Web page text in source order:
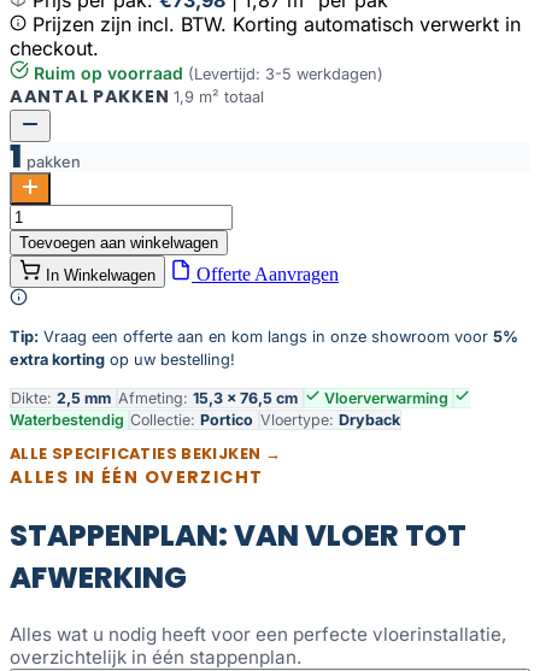
Prijzen zijn incl. BTW. Korting automatisch verwerkt in
checkout.
Ruim op voorraad (Levertijd: 3-5 werkdagen)
AANTAL PAKKEN 1,9 m² totaal
1 pakken
Portico
visgraat
XL
54
aantal
Toevoegen aan winkelwagen
In Winkelwagen
Offerte Aanvragen
Tip: Vraag een offerte aan en kom langs in onze showroom voor 5%
extra korting op uw bestelling!
Dikte: 2,5 mm Afmeting: 15,3 × 76,5 cm
Vloerverwarming
Waterbestendig Collectie: Portico Vloertype: Dryback
ALLE SPECIFICATIES BEKIJKEN →
ALLES IN ÉÉN OVERZICHT
STAPPENPLAN: VAN VLOER TOT
AFWERKING
Alles wat u nodig heeft voor een perfecte vloerinstallatie,
overzichtelijk in één stappenplan.